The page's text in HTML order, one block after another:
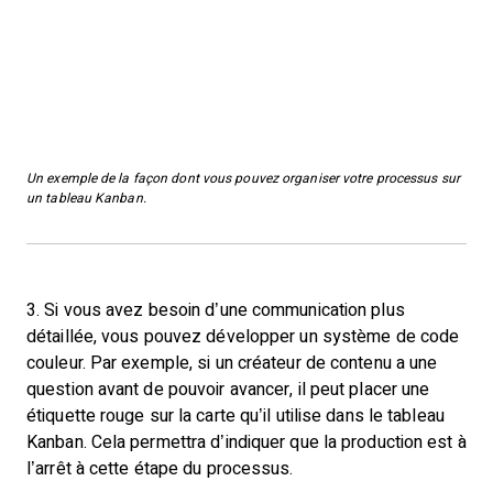
Un exemple de la façon dont vous pouvez organiser votre processus sur
un tableau Kanban.
3. Si vous avez besoin d’une communication plus
détaillée, vous pouvez développer un système de code
couleur. Par exemple, si un créateur de contenu a une
question avant de pouvoir avancer, il peut placer une
étiquette rouge sur la carte qu’il utilise dans le tableau
Kanban. Cela permettra d’indiquer que la production est à
l’arrêt à cette étape du processus.